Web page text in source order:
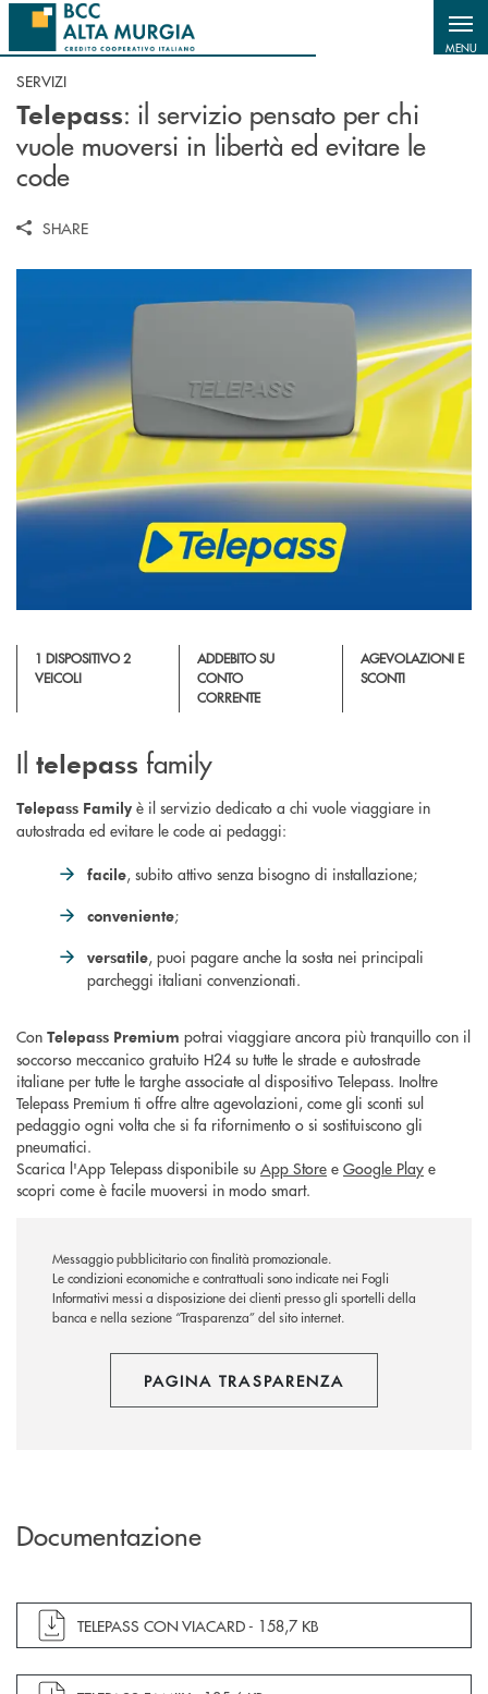
Salta al contenuto principale
MENU
SERVIZI
Telepass: il servizio pensato per chi
vuole muoversi in libertà ed evitare le
code
SHARE
1 DISPOSITIVO 2
VEICOLI
ADDEBITO SU
CONTO
CORRENTE
AGEVOLAZIONI E
SCONTI
Il telepass family
Telepass Family è il servizio dedicato a chi vuole viaggiare in
autostrada ed evitare le code ai pedaggi:
facile, subito attivo senza bisogno di installazione;
conveniente;
versatile, puoi pagare anche la sosta nei principali
parcheggi italiani convenzionati.
Con Telepass Premium potrai viaggiare ancora più tranquillo con il
soccorso meccanico gratuito H24 su tutte le strade e autostrade
italiane per tutte le targhe associate al dispositivo Telepass. Inoltre
Telepass Premium ti offre altre agevolazioni, come gli sconti sul
pedaggio ogni volta che si fa rifornimento o si sostituiscono gli
pneumatici.
Scarica l'App Telepass disponibile su App Store e Google Play e
scopri come è facile muoversi in modo smart.
Messaggio pubblicitario con finalità promozionale.
Le condizioni economiche e contrattuali sono indicate nei Fogli
Informativi messi a disposizione dei clienti presso gli sportelli della
banca e nella sezione “Trasparenza” del sito internet.
PAGINA TRASPARENZA
Documentazione
apre documento in una nuova finestra
TELEPASS CON VIACARD - 158,7 KB